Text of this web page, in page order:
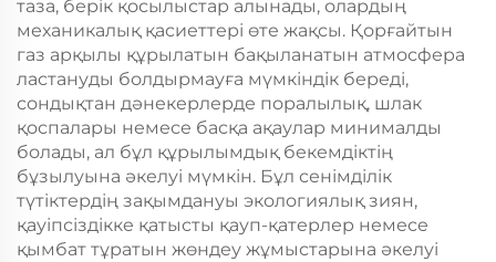
таза, берік қосылыстар алынады, олардың
механикалық қасиеттері өте жақсы. Қорғайтын
газ арқылы құрылатын бақыланатын атмосфера
ластануды болдырмауға мүмкіндік береді,
сондықтан дәнекерлерде поралылық, шлак
қоспалары немесе басқа ақаулар минималды
болады, ал бұл құрылымдық бекемдіктің
бұзылуына әкелуі мүмкін. Бұл сенімділік
түтіктердің зақымдануы экологиялық зиян,
қауіпсіздікке қатысты қауп-қатерлер немесе
қымбат тұратын жөндеу жұмыстарына әкелуі